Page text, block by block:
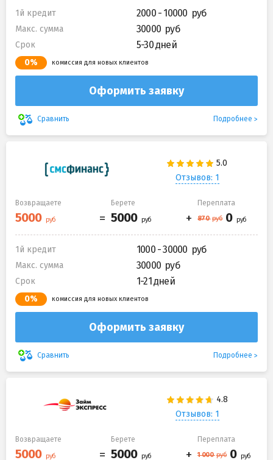
1й кредит 2000 - 10000
Макс. сумма 30000
Срок 5-30 дней
0% комиссия для новых клиентов
Оформить заявку
Сравнить Подробнее
Отзывов: 1
Возвращаете Берете Переплата
1й кредит 1000 - 30000
Макс. сумма 30000
Срок 1-21 дней
0% комиссия для новых клиентов
Оформить заявку
Сравнить Подробнее
Отзывов: 1
Возвращаете Берете Переплата